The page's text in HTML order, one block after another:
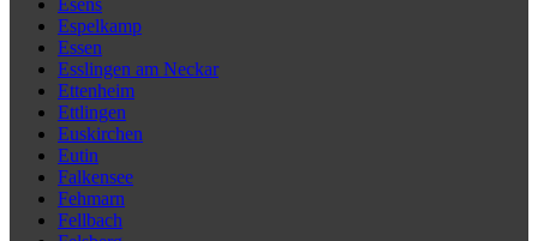
Esens
Espelkamp
Essen
Esslingen am Neckar
Ettenheim
Ettlingen
Euskirchen
Eutin
Falkensee
Fehmarn
Fellbach